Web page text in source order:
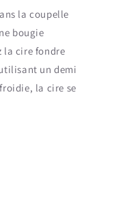
la coupelle
bougie
la cire fondre
un demi
la cire se